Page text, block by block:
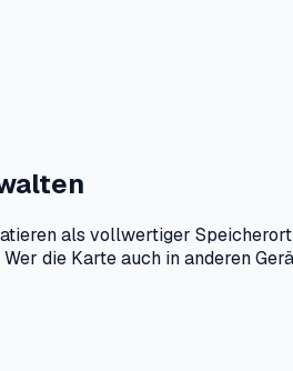
als vollwertiger
die Karte auch in anderen